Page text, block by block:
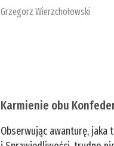
Grzegorz Wierzchołowski
Karmienie obu
Obserwując awanturę, jaka